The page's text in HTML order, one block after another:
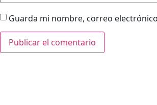
Guarda mi nombre, correo